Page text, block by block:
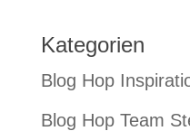
Kategorien
Blog Hop
Blog Hop Team